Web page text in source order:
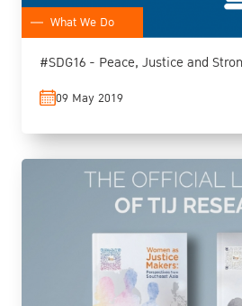
What We Do
#SDG16 - Peace, Justice and
09 May 2019